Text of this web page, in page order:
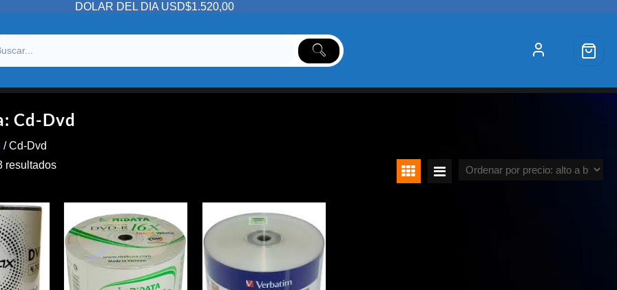
DOLAR DEL DIA USD$1.520,00
Cd-Dvd
/ Cd-Dvd
resultadosOrdenado
alto
bajo